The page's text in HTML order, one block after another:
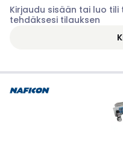
Kirjaudu sisään tai luo
tehdäksesi tilauksen